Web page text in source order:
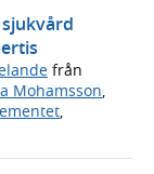
från
Mohamsson,
,